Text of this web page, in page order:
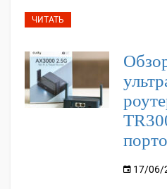
ЧИТАТЬ
17/06/